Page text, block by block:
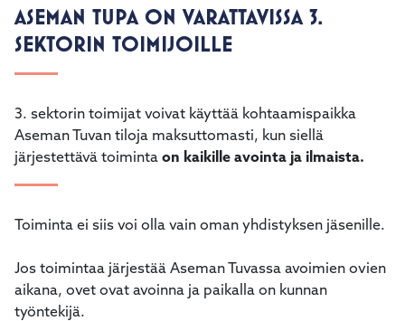
ASEMAN TUPA ON VARATTAVISSA 3.
SEKTORIN TOIMIJOILLE
3. sektorin toimijat voivat käyttää kohtaamispaikka
Aseman Tuvan tiloja maksuttomasti, kun siellä
järjestettävä toiminta on kaikille avointa ja ilmaista.
Toiminta ei siis voi olla vain oman yhdistyksen jäsenille.
Jos toimintaa järjestää Aseman Tuvassa avoimien ovien
aikana, ovet ovat avoinna ja paikalla on kunnan
työntekijä.